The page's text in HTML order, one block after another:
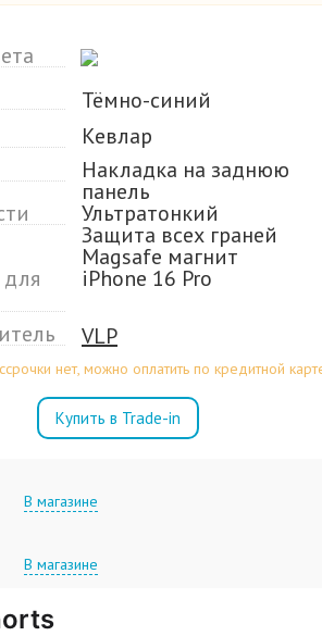
Тёмно-синий
Кевлар
Накладка на заднюю
панель
Ультратонкий
Защита всех граней
Magsafe магнит
iPhone 16 Pro
VLP
нет, можно оплатить по кредитной
Купить в Trade-in
В магазине
В магазине